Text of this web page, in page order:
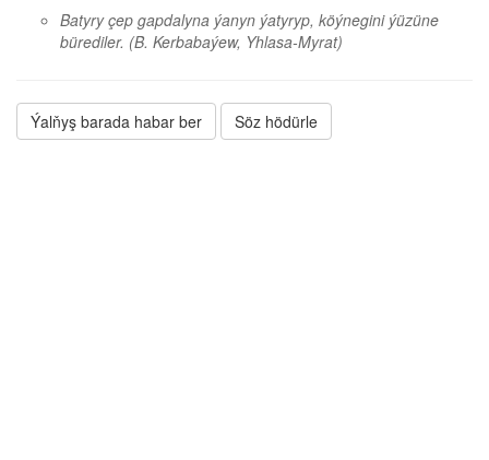
Batyry çep gapdalyna ýanyn ýatyryp, köýnegini ýüzüne
bürediler. (B. Kerbabaýew, Yhlasa-Myrat)
Ýalňyş barada habar ber Söz hödürle